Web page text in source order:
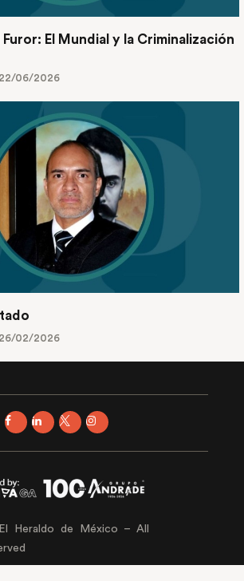
Furor: El Mundial y la Criminalización
22/06/2026
26/02/2026
Heraldo de México – All